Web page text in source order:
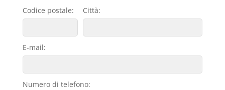
Codice postale: Città:
E-mail:
Numero di telefono: